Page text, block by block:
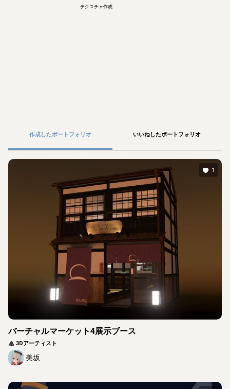
テクスチャ作成
作成したポートフォリオ いいねしたポートフォリオ
1
バーチャルマーケット4展示ブース
3Dアーティスト
美坂